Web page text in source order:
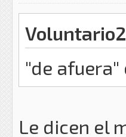
"de afuera"
Le dicen el